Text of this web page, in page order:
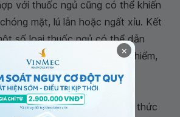
với thuốc ngủ cũng có thể khiến
mặt, lú lẫn hoặc ngất xỉu. Kết
số loại thuốc ngủ có thể dẫn
chậm hoặc bất tỉnh nguy hiểm,
có thể gây mất ngủ.
khi chưa đến giờ đi ngủ:
có thể khiến bạn kém nhận thức
×